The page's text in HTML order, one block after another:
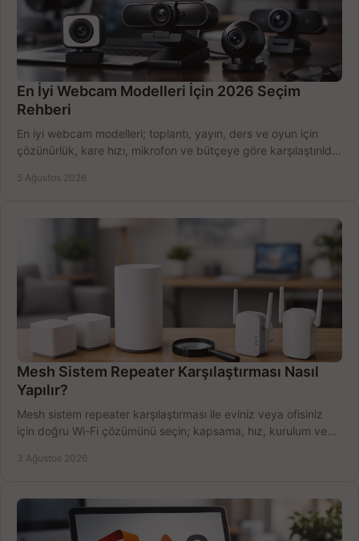
En İyi Webcam Modelleri İçin 2026 Seçim
Rehberi
En iyi webcam modelleri; toplantı, yayın, ders ve oyun için
çözünürlük, kare hızı, mikrofon ve bütçeye göre karşılaştırıldı.
5 Ağustos 2026
Mesh Sistem Repeater Karşılaştırması Nasıl
Yapılır?
Mesh sistem repeater karşılaştırması ile eviniz veya ofisiniz
için doğru Wi-Fi çözümünü seçin; kapsama, hız, kurulum ve
3 Ağustos 2026